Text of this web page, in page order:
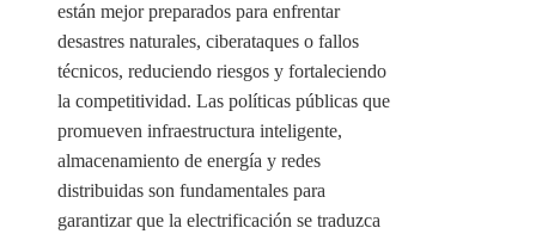
están mejor preparados para enfrentar
desastres naturales, ciberataques o fallos
técnicos, reduciendo riesgos y fortaleciendo
la competitividad. Las políticas públicas que
promueven infraestructura inteligente,
almacenamiento de energía y redes
distribuidas son fundamentales para
garantizar que la electrificación se traduzca